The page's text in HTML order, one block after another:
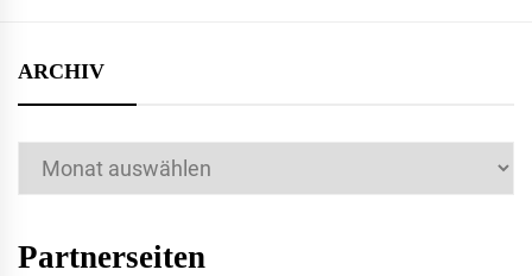
ARCHIV
Archiv
Partnerseiten